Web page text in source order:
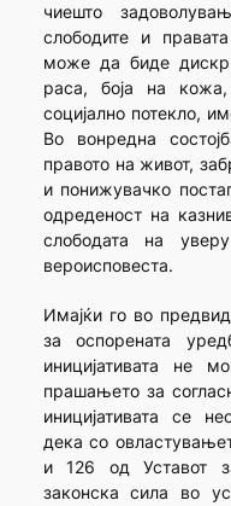
чиешто
слободите и
може да биде
раса, боја на
социјално потекло,
Во вонредна
правото на живот,
и понижувачко
одреденост на
слободата на
вероисповеста.
Имајќи го во
за оспорената
иницијативата не
прашањето за
иницијативата се
дека со
и 126 од Уставот
законска сила во